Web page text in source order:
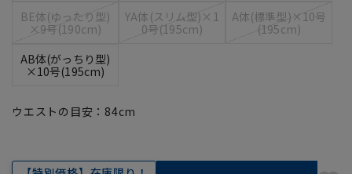
BE体(ゆったり型)
×9号(190cm)
YA体(スリム型)×1
0号(195cm)
A体(標準型)×10号
(195cm)
AB体(がっちり型)
×10号(195cm)
ウエストの目安： 84cm